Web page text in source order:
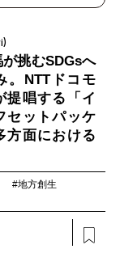
挑むSDGsへ
。NTTドコモ
提唱する「イ
セットパッケ
方面における
#地方創生